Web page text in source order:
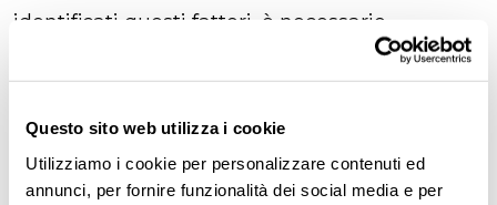
Questo sito web utilizza i cookie
Utilizziamo i cookie per personalizzare contenuti ed
annunci, per fornire funzionalità dei social media e per
identificati questi fattori, è necessario
pianificare e poi realizzare misure che li
minimo.